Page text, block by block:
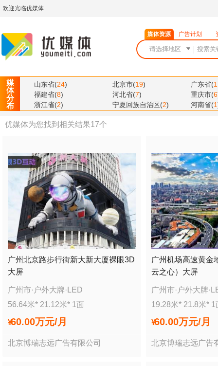
欢迎光临优媒体
媒体资源 广告计划
媒
体
分
布
山东省(24) 北京市(19) 广东省(
福建省(8) 河北省(7) 重庆市(6
浙江省(2) 宁夏回族自治区(2) 河南省(1
优媒体为您找到相关结果17个
广州北京路步行街新大新大厦裸眼3D
大屏
广州市· 户外大牌· LED
56.64米* 21.12米* 1 面
¥60.00万元/月
北京博瑞志远广告有限公司
广州机场高速黄金
云之心）大屏
广州市· 户外大牌·
19.28米* 21.8米* 1
¥60.00万元/月
北京博瑞志远广告